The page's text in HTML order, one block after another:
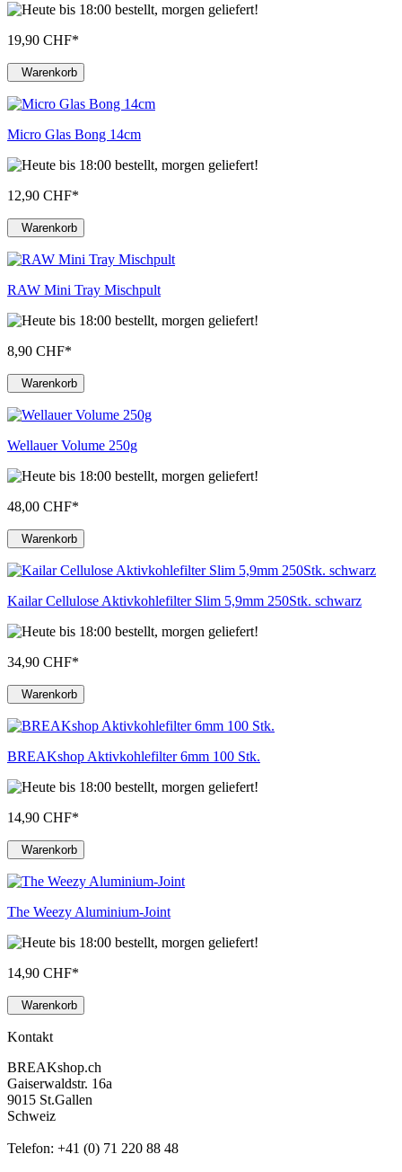
19,90 CHF*
Warenkorb
Micro Glas Bong 14cm
12,90 CHF*
Warenkorb
RAW Mini Tray Mischpult
8,90 CHF*
Warenkorb
Wellauer Volume 250g
48,00 CHF*
Warenkorb
Kailar Cellulose Aktivkohlefilter Slim 5,9mm 250Stk. schwarz
34,90 CHF*
Warenkorb
BREAKshop Aktivkohlefilter 6mm 100 Stk.
14,90 CHF*
Warenkorb
The Weezy Aluminium-Joint
14,90 CHF*
Warenkorb
Kontakt
BREAKshop.ch
Gaiserwaldstr. 16a
9015 St.Gallen
Schweiz
Telefon: +41 (0) 71 220 88 48